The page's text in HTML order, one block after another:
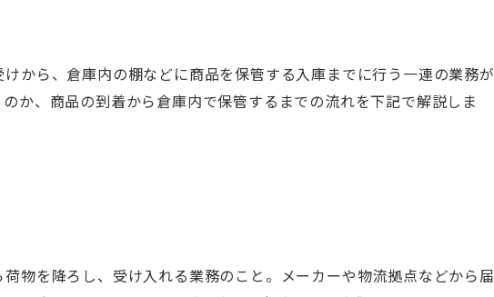
から、倉庫内の棚などに商品を保管する入庫までに行う一連の業務が
か、商品の到着から倉庫内で保管するまでの流れを下記で解説しま
物を降ろし、受け入れる業務のこと。メーカーや物流拠点などから届